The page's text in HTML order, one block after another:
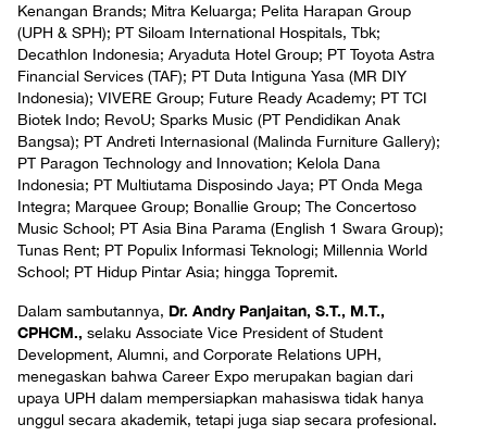
Kenangan Brands; Mitra Keluarga; Pelita Harapan Group
(UPH & SPH); PT Siloam International Hospitals, Tbk;
Decathlon Indonesia; Aryaduta Hotel Group; PT Toyota Astra
Financial Services (TAF); PT Duta Intiguna Yasa (MR DIY
Indonesia); VIVERE Group; Future Ready Academy; PT TCI
Biotek Indo; RevoU; Sparks Music (PT Pendidikan Anak
Bangsa); PT Andreti Internasional (Malinda Furniture Gallery);
PT Paragon Technology and Innovation; Kelola Dana
Indonesia; PT Multiutama Disposindo Jaya; PT Onda Mega
Integra; Marquee Group; Bonallie Group; The Concertoso
Music School; PT Asia Bina Parama (English 1 Swara Group);
Tunas Rent; PT Populix Informasi Teknologi; Millennia World
School; PT Hidup Pintar Asia; hingga Topremit.
Dalam sambutannya, Dr. Andry Panjaitan, S.T., M.T.,
CPHCM., selaku Associate Vice President of Student
Development, Alumni, and Corporate Relations UPH,
menegaskan bahwa Career Expo merupakan bagian dari
upaya UPH dalam mempersiapkan mahasiswa tidak hanya
unggul secara akademik, tetapi juga siap secara profesional.